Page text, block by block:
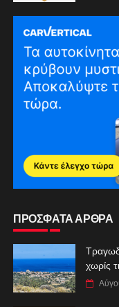
ΠΡΟΣΦΑΤΑ ΑΡΘΡΑ
χωρίς